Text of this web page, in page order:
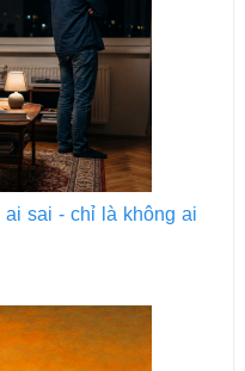
sai - chỉ là không ai